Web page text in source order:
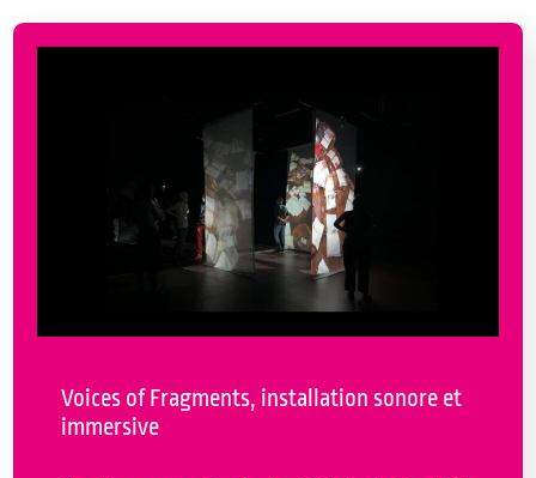
Voices of Fragments, installation sonore et
immersive